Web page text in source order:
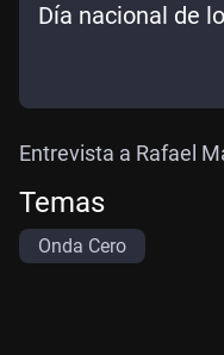
Día nacional de
Entrevista a Rafael
Temas
Onda Cero